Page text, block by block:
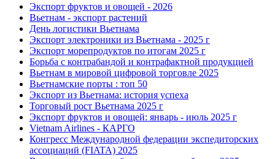
Экспорт фруктов и овощей - 2026
Вьетнам - экспорт растений
День логистики Вьетнама
Экспорт электроники из Вьетнама - 2025 г
Экспорт морепродуктов по итогам 2025 г
Борьба с контрабандой и контрафактной продукцией
Вьетнам в мировой цифровой торговле 2025
Вьетнамские порты : топ 50
Экспорт из Вьетнама: история успеха
Торговый рост Вьетнама 2025 г
Экспорт фруктов и овощей: январь - июль 2025 г
Vietnam Airlines - КАРГО
Конгресс Международной федерации экспедиторских
ассоциаций (FIATA) 2025